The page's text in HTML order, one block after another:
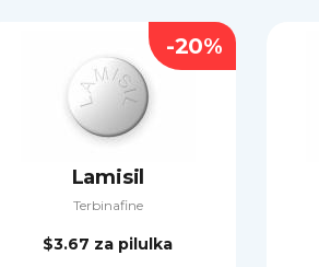
Lamisil
Terbinafine
$3.67 za pilulka
-20%